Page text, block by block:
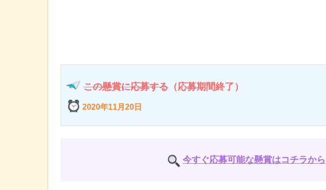
この懸賞に応募する （応募期間終了）
2020年11月20日
今すぐ応募可能な懸賞はコチラから